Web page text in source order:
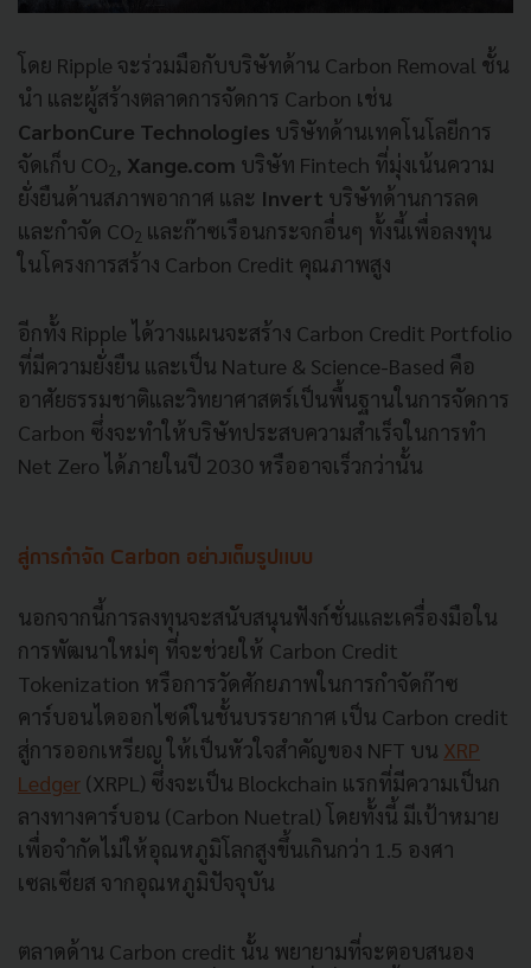
โดย Ripple จะร่วมมือกับบริษัทด้าน Carbon Removal ชั้น
นำ และผู้สร้างตลาดการจัดการ Carbon เช่น
CarbonCure Technologies บริษัทด้านเทคโนโลยีการ
จัดเก็บ CO2, Xange.com บริษัท Fintech ที่มุ่งเน้นความ
ยั่งยืนด้านสภาพอากาศ และ Invert บริษัทด้านการลด
และกำจัด CO2 และก๊าซเรือนกระจกอื่นๆ ทั้งนี้เพื่อลงทุน
ในโครงการสร้าง Carbon Credit คุณภาพสูง
อีกทั้ง Ripple ได้วางแผนจะสร้าง Carbon Credit Portfolio
ที่มีความยั่งยืน และเป็น Nature & Science-Based คือ
อาศัยธรรมชาติและวิทยาศาสตร์เป็นพื้นฐานในการจัดการ
Carbon ซึ่งจะทำให้บริษัทประสบความสำเร็จในการทำ
Net Zero ได้ภายในปี 2030 หรืออาจเร็วกว่านั้น
สู่การกำจัด Carbon อย่างเต็มรูปแบบ
นอกจากนี้การลงทุนจะสนับสนุนฟังก์ชั่นและเครื่องมือใน
การพัฒนาใหม่ๆ ที่จะช่วยให้ Carbon Credit
Tokenization หรือการวัดศักยภาพในการกำจัดก๊าซ
คาร์บอนไดออกไซด์ในชั้นบรรยากาศ เป็น Carbon credit
สู่การออกเหรียญ ให้เป็นหัวใจสำคัญของ NFT บน XRP
Ledger (XRPL) ซึ่งจะเป็น Blockchain แรกที่มีความเป็นก
ลางทางคาร์บอน (Carbon Nuetral) โดยทั้งนี้ มีเป้าหมาย
เพื่อจำกัดไม่ให้อุณหภูมิโลกสูงขึ้นเกินกว่า 1.5 องศา
เซลเซียส จากอุณหภูมิปัจจุบัน
ตลาดด้าน Carbon credit นั้น พยายามที่จะตอบสนอง